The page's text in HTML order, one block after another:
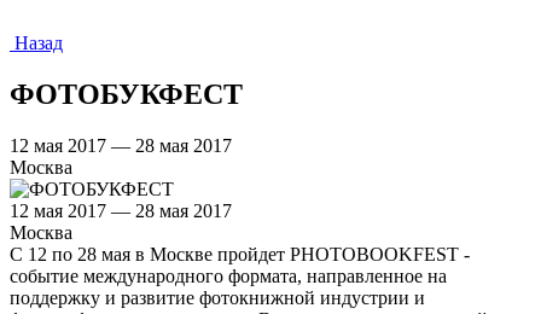
Назад
ФОТОБУКФЕСТ
12 мая 2017 — 28 мая 2017
Москва
12 мая 2017 — 28 мая 2017
Москва
С 12 по 28 мая в Москве пройдет PHOTOBOOKFEST -
событие международного формата, направленное на
поддержку и развитие фотокнижной индустрии и